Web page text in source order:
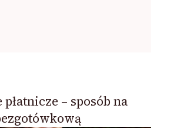
– sposób na